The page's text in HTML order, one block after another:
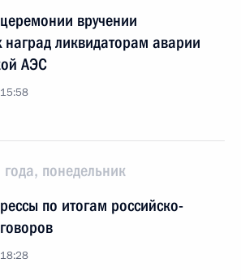
вручении
наград ликвидаторам аварии
АЭС
понедельник
по итогам российско-